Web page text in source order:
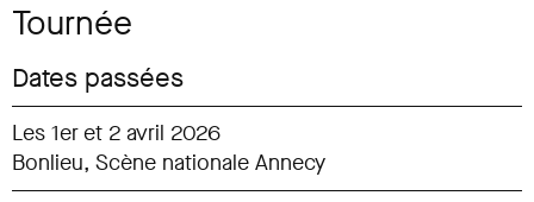
Tournée
Dates passées
Les 1er et 2 avril 2026
Bonlieu, Scène nationale Annecy